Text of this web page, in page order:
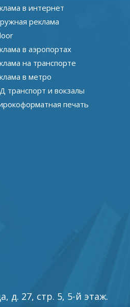
в интернет
реклама
в аэропортах
на транспорте
в метро
транспорт и вокзалы
печать
д. 27, стр. 5, 5-й этаж.